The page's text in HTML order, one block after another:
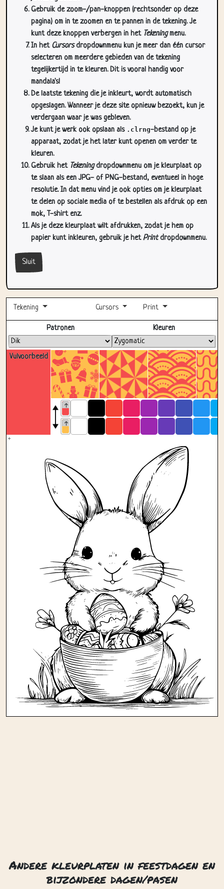
Gebruik de zoom-/pan-knoppen (rechtsonder op deze
pagina) om in te zoomen en te pannen in de tekening. Je
kunt deze knoppen verbergen in het Tekeningmenu.
In het Cursorsdropdownmenu kun je meer dan één cursor
selecteren om meerdere gebieden van de tekening
tegelijkertijd in te kleuren. Dit is vooral handig voor
mandala's!
De laatste tekening die je inkleurt, wordt automatisch
opgeslagen. Wanneer je deze site opnieuw bezoekt, kun je
verdergaan waar je was gebleven.
Je kunt je werk ook opslaan als .clrng-bestand op je
apparaat, zodat je het later kunt openen om verder te
kleuren.
Gebruik het Tekeningdropdownmenu om je kleurplaat op
te slaan als een JPG- of PNG-bestand, eventueel in hoge
resolutie. In dat menu vind je ook opties om je kleurplaat
te delen op sociale media of te bestellen als afdruk op een
mok, T-shirt enz.
Als je deze kleurplaat wilt afdrukken, zodat je hem op
papier kunt inkleuren, gebruik je hetPrintdropdownmenu.
Sluit
Tekening Cursors Print
Volledig scherm
Vulvoorbeeld
Patronen Kleuren
Andere kleurplaten in feestdagen en
bijzondere dagen/pasen